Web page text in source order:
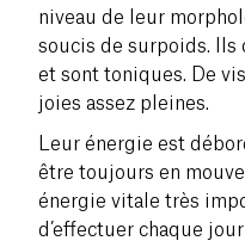
niveau de leur
soucis de surpoids. Ils
et sont toniques. De
joies assez pleines.
Leur énergie est
être toujours en
énergie vitale très
d’effectuer chaque